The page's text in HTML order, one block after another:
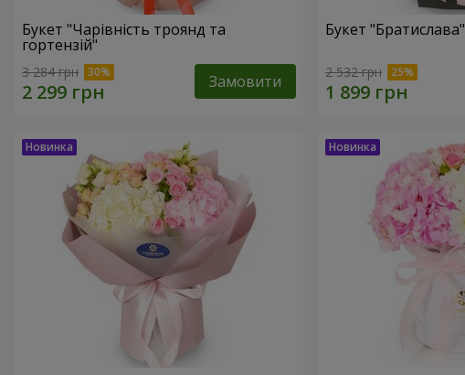
Букет "Чарівність троянд та
гортензій"
3 284 грн Замовити
Букет "Братислава"
2 532 грн